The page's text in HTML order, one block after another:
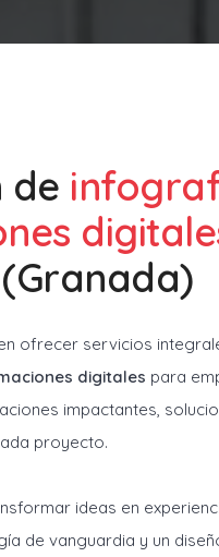
de
ofrecer servicios
digitales para
impactantes,
proyecto.
ideas en
de vanguardia y un